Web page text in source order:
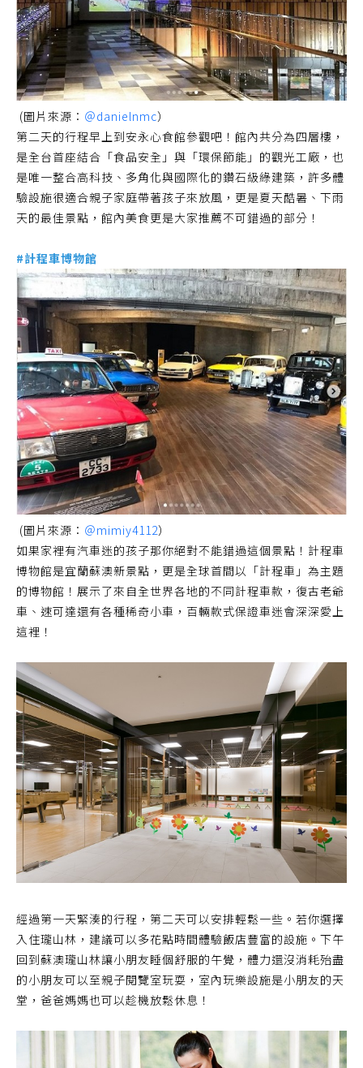
(圖片來源： ＠danielnmc）
第二天的行程早上到安永心食館參觀吧！館內共分為四層樓，
是全台首座結合「食品安全」與「環保節能」的觀光工廠，也
是唯一整合高科技、多角化與國際化的鑽石級綠建築，許多體
驗設施很適合親子家庭帶著孩子來放風，更是夏天酷暑、下雨
天的最佳景點，館內美食更是大家推薦不可錯過的部分！
#計程車博物館
(圖片來源： ＠mimiy4112）
如果家裡有汽車迷的孩子那你絕對不能錯過這個景點！計程車
博物館是宜蘭蘇澳新景點，更是全球首間以「計程車」為主題
的博物館！展示了來自全世界各地的不同計程車款，復古老爺
車、速可達還有各種稀奇小車，百輛款式保證車迷會深深愛上
這裡！
經過第一天緊湊的行程，第二天可以安排輕鬆一些。若你選擇
入住瓏山林，建議可以多花點時間體驗飯店豐富的設施。下午
回到蘇澳瓏山林讓小朋友睡個舒服的午覺，體力還沒消耗殆盡
的小朋友可以至親子閱覽室玩耍，室內玩樂設施是小朋友的天
堂，爸爸媽媽也可以趁機放鬆休息！